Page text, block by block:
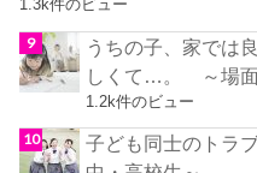
1.3k件のビュー
うちの子、家では
しくて…。 ～場
1.2k件のビュー
子ども同士のトラ